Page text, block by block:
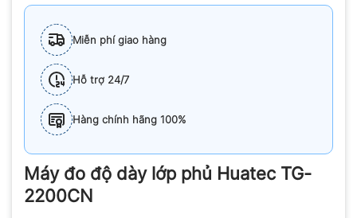
Miễn phí giao hàng
Hỗ trợ 24/7
Hàng chính hãng 100%
Máy đo độ dày lớp phủ Huatec TG-
2200CN